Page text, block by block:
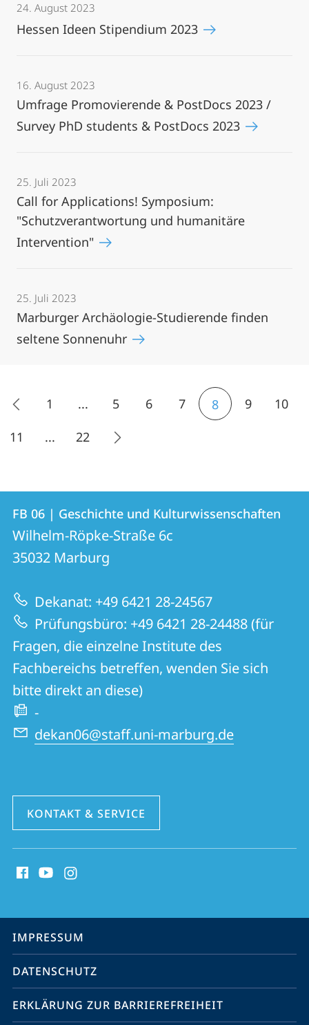
24. August 2023
Hessen Ideen Stipendium 2023
16. August 2023
Umfrage Promovierende & PostDocs 2023 /
Survey PhD students & PostDocs 2023
25. Juli 2023
Call for Applications! Symposium:
"Schutzverantwortung und humanitäre
Intervention"
25. Juli 2023
Marburger Archäologie-Studierende finden
seltene Sonnenuhr
1 ... 5 6 7 8 9
10
11
... 22
Kontakt
und
Informationen
zur
Website
Kontaktinformationen
FB
06
|
Geschichte
und
Kulturwissenschaften
FB 06 | Geschichte und Kulturwissenschaften
Wilhelm-Röpke-Straße 6c
35032 Marburg
Dekanat: +49 6421 28-24567
Prüfungsbüro: +49 6421 28-24488 (für
Fragen, die einzelne Institute des
Fachbereichs betreffen, wenden Sie sich
bitte direkt an diese)
-
dekan06@staff.uni-marburg.de
KONTAKT & SERVICE
Media
Service-
Navigation
IMPRESSUM
DATENSCHUTZ
ERKLÄRUNG ZUR BARRIEREFREIHEIT